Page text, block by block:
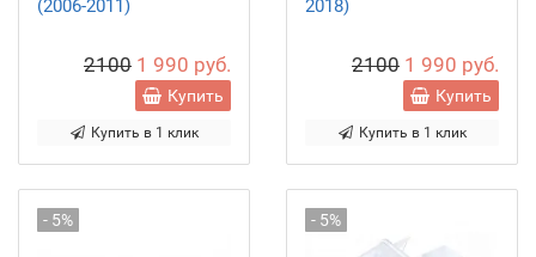
(2006-2011)
2100 1 990 руб.
Купить
Купить в 1 клик
2018)
2100 1 990 руб.
Купить
Купить в 1 клик
- 5% - 5%